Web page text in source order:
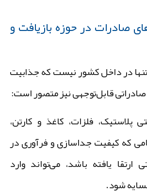
صادرات در حوزه بازیافت و
در داخل کشور نیست که جذابیت
قابل‌توجهی نیز متصور است:
پلاستیک، فلزات، کاغذ و کارتن،
که کیفیت جداسازی و فرآوری در
یافته باشد، می‌تواند وارد
شود.